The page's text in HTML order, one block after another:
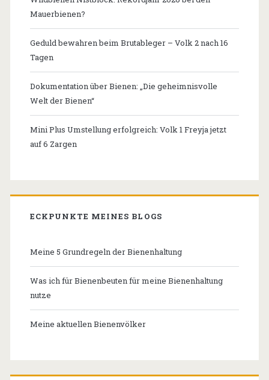
Mauerbienen?
Geduld bewahren beim Brutableger – Volk 2 nach 16
Tagen
Dokumentation über Bienen: „Die geheimnisvolle
Welt der Bienen“
Mini Plus Umstellung erfolgreich: Volk 1 Freyja jetzt
auf 6 Zargen
ECKPUNKTE MEINES BLOGS
Meine 5 Grundregeln der Bienenhaltung
Was ich für Bienenbeuten für meine Bienenhaltung
nutze
Meine aktuellen Bienenvölker